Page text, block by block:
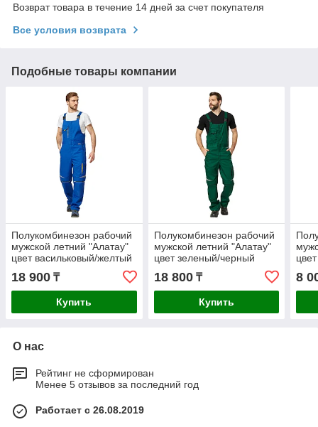
Возврат товара в течение 14 дней за счет покупателя
Все условия возврата
Подобные товары компании
Полукомбинезон рабочий
мужской летний "Алатау"
цвет васильковый/желтый
18 900 ₸
Купить
Полукомбинезон рабочий
мужской летний "Алатау"
цвет зеленый/черный
18 800₸
Купить
8
О нас
Рейтинг не сформирован
Менее 5 отзывов за последний год
Работает с 26.08.2019